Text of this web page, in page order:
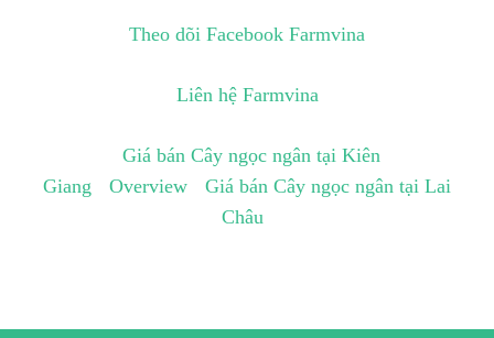
Theo dõi Facebook Farmvina
Liên hệ Farmvina
Giá bán Cây ngọc ngân tại Kiên
Giang
Overview
Giá bán Cây ngọc ngân tại Lai
Châu